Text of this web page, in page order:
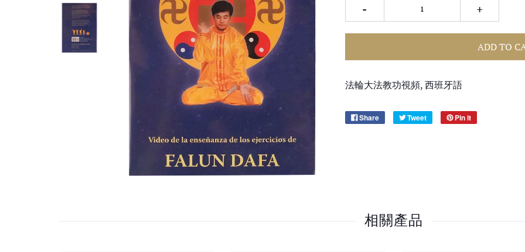
- +
ADD TO
法輪大法教功視頻, 西班牙語
Share Tweet Pin it
相關產品